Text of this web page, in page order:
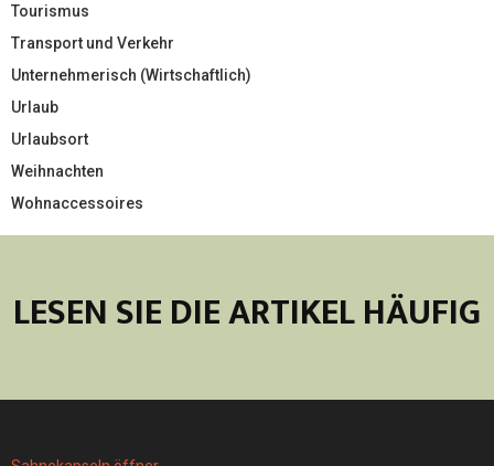
Tourismus
Transport und Verkehr
Unternehmerisch (Wirtschaftlich)
Urlaub
Urlaubsort
Weihnachten
Wohnaccessoires
LESEN SIE DIE ARTIKEL HÄUFIG